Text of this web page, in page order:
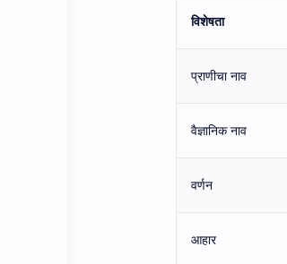
विशेषता
प्राणीचा नाव
वैज्ञानिक नाव
वर्णन
आहार